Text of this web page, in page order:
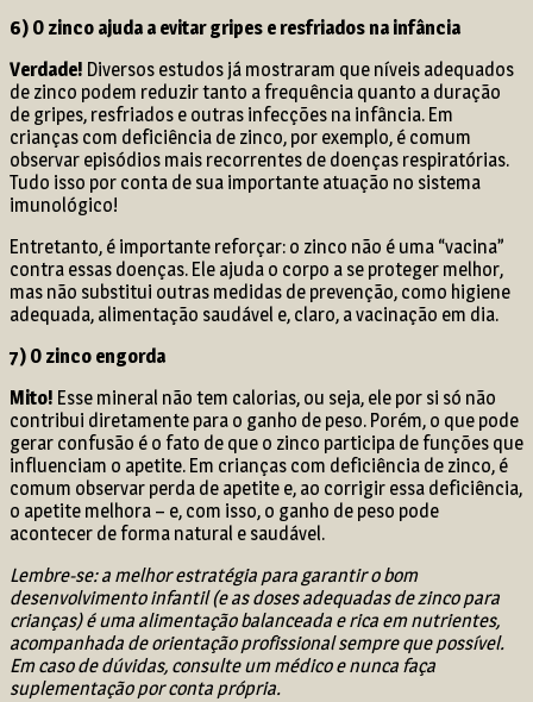
6) O zinco ajuda a evitar gripes e resfriados na infância
Verdade! Diversos estudos já mostraram que níveis adequados
de zinco podem reduzir tanto a frequência quanto a duração
de gripes, resfriados e outras infecções na infância. Em
crianças com deficiência de zinco, por exemplo, é comum
observar episódios mais recorrentes de doenças respiratórias.
Tudo isso por conta de sua importante atuação no sistema
imunológico!
Entretanto, é importante reforçar: o zinco não é uma “vacina”
contra essas doenças. Ele ajuda o corpo a se proteger melhor,
mas não substitui outras medidas de prevenção, como higiene
adequada, alimentação saudável e, claro, a vacinação em dia.
7) O zinco engorda
Mito! Esse mineral não tem calorias, ou seja, ele por si só não
contribui diretamente para o ganho de peso. Porém, o que pode
gerar confusão é o fato de que o zinco participa de funções que
influenciam o apetite. Em crianças com deficiência de zinco, é
comum observar perda de apetite e, ao corrigir essa deficiência,
o apetite melhora – e, com isso, o ganho de peso pode
acontecer de forma natural e saudável.
Lembre-se: a melhor estratégia para garantir o bom
desenvolvimento infantil (e as doses adequadas dezinco para
crianças)é uma alimentação balanceada e rica em nutrientes,
acompanhada de orientação profissional sempre que possível.
Em caso de dúvidas, consulte um médico e nunca faça
suplementação por conta própria.